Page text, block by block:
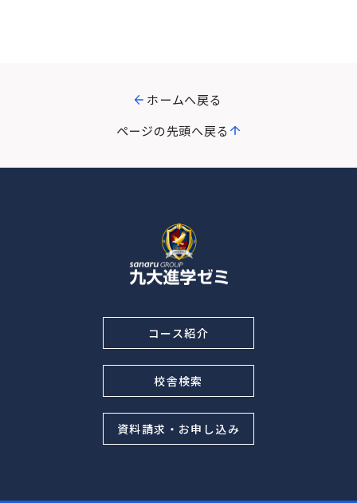
ホームへ戻る
ページの先頭へ戻る
コース紹介
校舎検索
資料請求・お申し込み